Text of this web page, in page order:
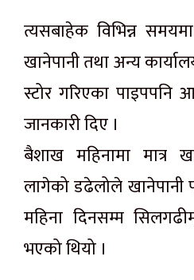
त्यसबाहेक विभिन्न
खानेपानी तथा अन्य
स्टोर गरिएका पाइपपनि
जानकारी दिए ।
बैशाख महिनामा मात्र
लागेको डढेलोले खानेपानी
महिना दिनसम्म
भएको थियो ।